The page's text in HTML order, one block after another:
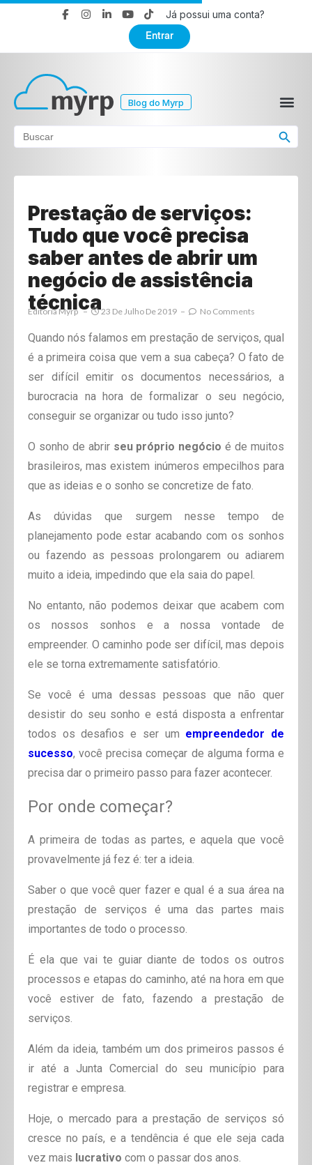
Já possui uma conta?
Entrar
Blog do Myrp
Search
for:
Search Button
Prestação de serviços:
Tudo que você precisa
saber antes de abrir um
negócio de assistência
técnica
Editoria Myrp 23 De Julho De 2019 No Comments
Quando nós falamos em prestação de serviços, qual
é a primeira coisa que vem a sua cabeça? O fato de
ser difícil emitir os documentos necessários, a
burocracia na hora de formalizar o seu negócio,
conseguir se organizar ou tudo isso junto?
O sonho de abrir seu próprio negócio é de muitos
brasileiros, mas existem inúmeros empecilhos para
que as ideias e o sonho se concretize de fato.
As dúvidas que surgem nesse tempo de
planejamento pode estar acabando com os sonhos
ou fazendo as pessoas prolongarem ou adiarem
muito a ideia, impedindo que ela saia do papel.
No entanto, não podemos deixar que acabem com
os nossos sonhos e a nossa vontade de
empreender. O caminho pode ser difícil, mas depois
ele se torna extremamente satisfatório.
Se você é uma dessas pessoas que não quer
desistir do seu sonho e está disposta a enfrentar
todos os desafios e ser um empreendedor de
sucesso, você precisa começar de alguma forma e
precisa dar o primeiro passo para fazer acontecer.
Por onde começar?
A primeira de todas as partes, e aquela que você
provavelmente já fez é: ter a ideia.
Saber o que você quer fazer e qual é a sua área na
prestação de serviços é uma das partes mais
importantes de todo o processo.
É ela que vai te guiar diante de todos os outros
processos e etapas do caminho, até na hora em que
você estiver de fato, fazendo a prestação de
serviços.
Além da ideia, também um dos primeiros passos é
ir até a Junta Comercial do seu município para
registrar e empresa.
Hoje, o mercado para a prestação de serviços só
cresce no país, e a tendência é que ele seja cada
vez mais lucrativo com o passar dos anos.